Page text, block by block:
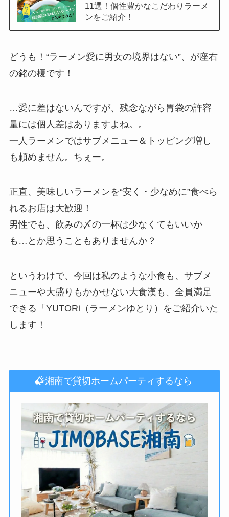
11選！個性豊かなこだわりラーメ
ンをご紹介！
どうも！“ラーメン愛に男女の境界はない”、が座右
の銘の榎です！
…愛に差はないんですが、残念ながら胃袋の許容
量には個人差はありますよね。。
一人ラーメンではサブメニュー＆トッピング増し
も頼めません。ちぇー。
正直、美味しいラーメンを“安く・少なめに”食べら
れるお店は大歓迎！
男性でも、飲みの〆の一杯は少なくてもいいか
も…とか思うこともありませんか？
というわけで、今回は私のような小食も、サブメ
ニューや大盛りもかかせない大食漢も、全員満足
できる「YUTORi（ラーメンゆとり）をご紹介いた
します！
湘南で貸切ホームパーティするなら